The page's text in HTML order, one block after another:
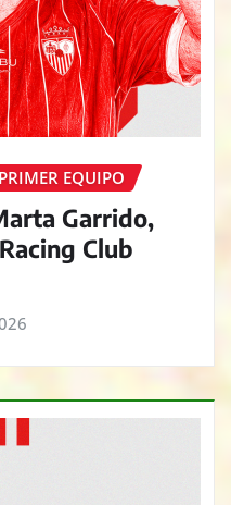
PRIMER EQUIPO
Garrido,
Club